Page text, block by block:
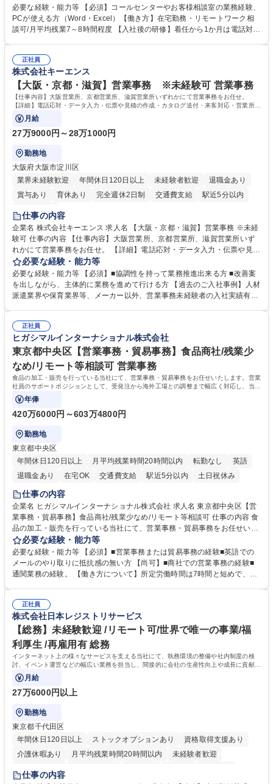
様相談室でのお仕事です。 日々お客様からいただくキリングループへのご
意見を、企業活動に活かしています。お客様からの声に迅速かつ誠意をも
って対応、情報提供するとともにグループ内活動に反映しています。 【具
平均100件前後■メール・手紙：同上40件前後 募集職種 中野本社【お客様
相談室】お客様のお声をもとにより良い商品づくりへ貢献
必要な経験・能力等 【必須】コールセンターやお客様相談室の業務経験、
PCが使える方（Word・Excel）【働き方】在宅勤務・リモートワーク相
談可/月平均残業7～8時間程度 【入社後の研修】着任から1か月は電話対応
すのでご安心ください。 【当社について】キリングループの広報機能を担
う会社として、お客様との出会いを大切にし、磨き上げたホスピタリティ
を込めてコミュニケーションをとりながら広報関連業務を行っておりま
す。 学歴・資格 学歴：大学院 大学 高専 短大 専修学校 高校 語学力： 資
格：
正社員
株式会社キーエンス
【大阪・京都・滋賀】営業事務 ※未経験可 営業事務
【仕事内容】大阪営業所、京都営業所、滋賀営業所いずれかにて営業事務をお任せ。
【詳細】電話応対・データ入力・伝票や見積の作成・カタログ送付・来客対応・営業所内
で発生する事務業務や業務改善をお任せ。
月給
27万9000円～28万1000円
勤務地
大阪府大阪市淀川区
業界未経験歓迎
年間休日120日以上 未経験者歓迎
退職金あり
賞与あり
育休あり 完全週休2日制 交通費支給
駅近5分以内
土日祝休み
仕事の内容
企業名 株式会社キーエンス 求人名 【大阪・京都・滋賀】営業事務 ※未経
験可 仕事の内容 【仕事内容】大阪営業所、京都営業所、滋賀営業所いず
れかにて営業事務をお任せ。 【詳細】電話応対・データ入力・伝票や見積
の作成・カタログ送付・来客対応・営業所内で発生する事務業務や業務改
善をお任せ。 【教育制度】ご入社後、育成担当とペアになりながらOJTに
て業務を覚えていただくことが可能です。業務システムがきちんと構築さ
れているため、スムーズに仕事に慣れることができる環境です。また、
募集職種 【大阪・京都・滋賀】営業事務 ※未経験可
必要な経験・能力等
必要な経験・能力等 【必須】■協調性を持って業務推進出来る方 ■改善案
を出しながら、主体的に業務を進めて行ける方 【過去のご入社事例】人材
派遣業界や保育業界等、メーカー以外、営業事務未経験者の入社実績有
えて、お客様や社員の状況に合わせ、能動的なサポート、改善の動きも期
待され。組織を支えるスペシャリストとして、チームに貢献し、結果的に
社員から頼られる存在になることができます。平均19:30の退勤以降の業
務の持ち帰りも禁止されており、メリハリのある働き方となります。 学
歴・資格 学歴：大学院 大学 高専 短大 語学力： 資格：
正社員
ヒガシマルインターナショナル株式会社
東京都中央区【営業事務・貿易事務】食品商社/残業少
なめ/リモート等相談可 営業事務
食品の加工・販売を行っている当社にて、営業事務・貿易事務をお任せいたします。営業
社員のサポートポジションとして、受発注から海外工場との調整まで幅広く対応し、当社
事業の根幹を支えていただきます。
年俸
420万6000円～603万4800円
勤務地
東京都中央区
年間休日120日以上
月平均残業時間20時間以内 転勤なし
英語
退職金あり
在宅OK 交通費支給 駅近5分以内 土日祝休み
仕事の内容
企業名 ヒガシマルインターナショナル株式会社 求人名 東京都中央区【営
業事務・貿易事務】食品商社/残業少なめ/リモート等相談可 仕事の内容 食
品の加工・販売を行っている当社にて、営業事務・貿易事務をお任せいた
します。営業社員のサポートポジションとして、受発注から海外工場との
調整まで幅広く対応し、当社事業の根幹を支えていただきます。 ■受発注
業務、請求書発行 ■海外工場とのスケジュール調整 ■在庫管理 ■輸入書類
の確認・作成 ■配送手配 ■通関業者を通して行う輸出入業全般 ■倉庫との
ルプロデュースしているため、商品に関わる全ての業務をサポート頂きま
す。 募集職種 東京都中央区【営業事務・貿易事務】食品商社/残業少なめ/
リモート等相談可
必要な経験・能力等
必要な経験・能力等 【必須】■営業事務または貿易事務の経験■英語での
メールのやり取りに抵抗感の無い方 【尚可】■商社での営業事務の経験■
通関業務の経験。 【働き方について】所定労働時間は7時間と短めで、残
の強み】1991年の設立以来、外食産業を中心としたお客様の多様なニー
ズに沿った冷凍水産物等の生産・輸入・販売を一貫して手掛けています。
自社工場と海外拠点の強固な連携によるワンストップサービスが最大の強
みです。 学歴・資格 学歴：大学院 大学 語学力：英語 資格：
正社員
株式会社日本レジストリサービス
【総務】未経験歓迎 /リモート可/世界で唯一の事業/福
利厚生 /再雇用有 総務
インターネット上の様々なサービスを支える当社にて、執務環境の整備や社内制度の検
討、イベント運営などの幅広い業務を担当し、間接的に会社の生産性向上や成長に貢献し
ている部署です。
月給
27万6000円以上
勤務地
東京都千代田区
年間休日120日以上
ストックオプションあり
資格取得支援あり
介護休暇あり
月平均残業時間20時間以内
未経験者歓迎
住宅手当あり
仕事の内容